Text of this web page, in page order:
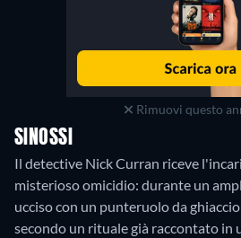
Rimuovi questo
SINOSSI
Il detective Nick Curran riceve
misterioso omicidio: durante un
ucciso con un punteruolo da
secondo un rituale già raccontato in